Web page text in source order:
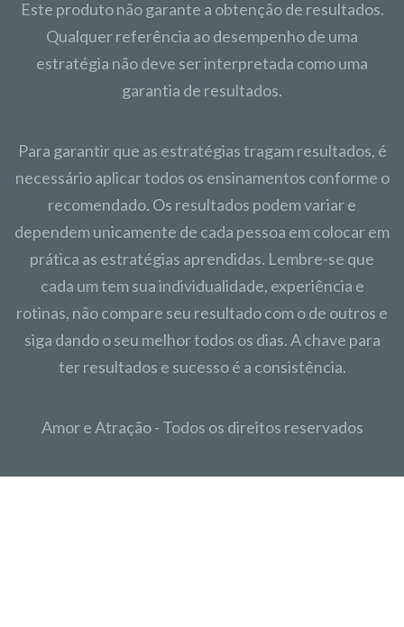
Este produto não garante a obtenção de resultados.
Qualquer referência ao desempenho de uma
estratégia não deve ser interpretada como uma
garantia de resultados.
Para garantir que as estratégias tragam resultados, é
necessário aplicar todos os ensinamentos conforme o
recomendado. Os resultados podem variar e
dependem unicamente de cada pessoa em colocar em
prática as estratégias aprendidas. Lembre-se que
cada um tem sua individualidade, experiência e
rotinas, não compare seu resultado com o de outros e
siga dando o seu melhor todos os dias. A chave para
ter resultados e sucesso é a consistência.
Amor e Atração - Todos os direitos reservados